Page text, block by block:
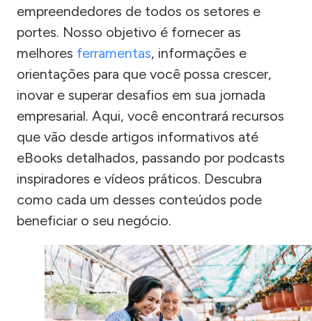
empreendedores de todos os setores e
portes. Nosso objetivo é fornecer as
melhores ferramentas, informações e
orientações para que você possa crescer,
inovar e superar desafios em sua jornada
empresarial. Aqui, você encontrará recursos
que vão desde artigos informativos até
eBooks detalhados, passando por podcasts
inspiradores e vídeos práticos. Descubra
como cada um desses conteúdos pode
beneficiar o seu negócio.